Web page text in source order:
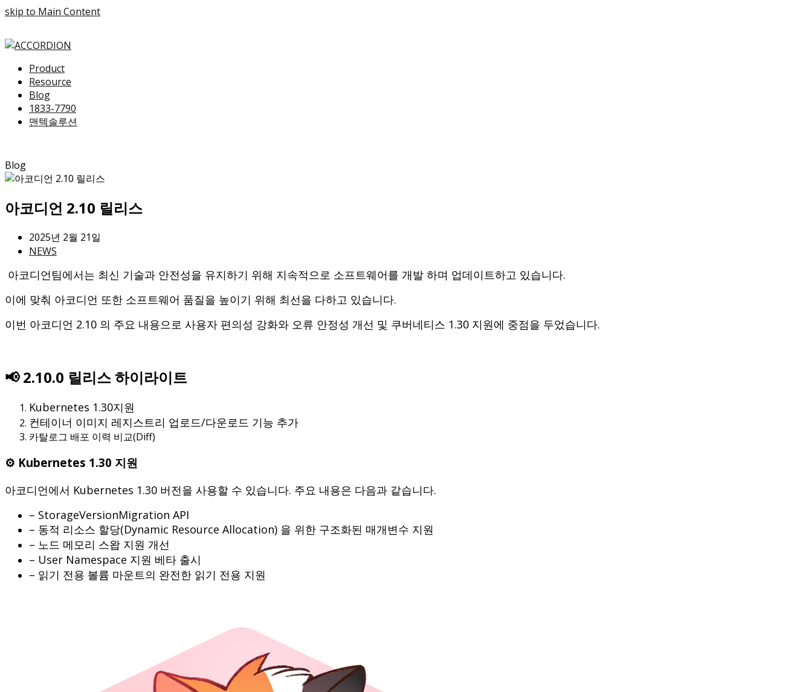
skip to Main Content
Product
Resource
Blog
1833-7790
맨텍솔루션
Blog
아코디언 2.10 릴리스
2025년 2월 21일
NEWS
아코디언팀에서는 최신 기술과 안전성을 유지하기 위해 지속적으로 소프트웨어를 개발 하며 업데이트하고 있습니다.
이에 맞춰 아코디언 또한 소프트웨어 품질을 높이기 위해 최선을 다하고 있습니다.
이번 아코디언 2.10 의 주요 내용으로 사용자 편의성 강화와 오류 안정성 개선 및 쿠버네티스 1.30 지원에 중점을 두었습니다.
📢 2.10.0 릴리스 하이라이트
Kubernetes 1.30지원
컨테이너 이미지 레지스트리 업로드/다운로드 기능 추가
카탈로그 배포 이력 비교(Diff)
⚙️ Kubernetes 1.30 지원
아코디언에서 Kubernetes 1.30 버전을 사용할 수 있습니다. 주요 내용은 다음과 같습니다.
– StorageVersionMigration API
– 동적 리소스 할당(Dynamic Resource Allocation) 을 위한 구조화된 매개변수 지원
– 노드 메모리 스왑 지원 개선
– User Namespace 지원 베타 출시
– 읽기 전용 볼륨 마운트의 완전한 읽기 전용 지원